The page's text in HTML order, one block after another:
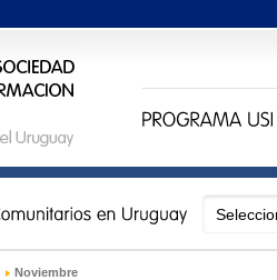
› Noviembre